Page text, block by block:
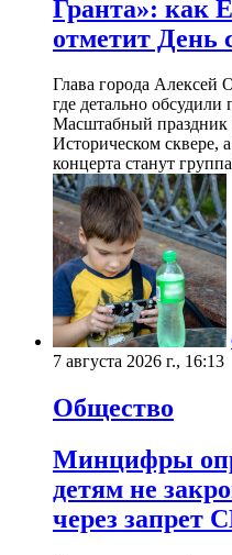
Гранта»: как
отметит День
Глава города Алексей
где детально
Масштабный праздник
Историческом сквере,
концерта станут
7 августа 2026 г., 16:13
Общество
Минцифры
детям не
через запрет